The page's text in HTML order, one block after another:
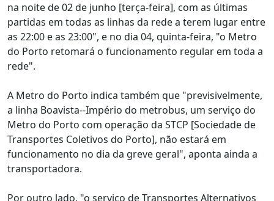
na noite de 02 de junho [terça-feira], com as últimas
partidas em todas as linhas da rede a terem lugar entre
as 22:00 e as 23:00", e no dia 04, quinta-feira, "o Metro
do Porto retomará o funcionamento regular em toda a
rede".
A Metro do Porto indica também que "previsivelmente,
a linha Boavista--Império do metrobus, um serviço do
Metro do Porto com operação da STCP [Sociedade de
Transportes Coletivos do Porto], não estará em
funcionamento no dia da greve geral", aponta ainda a
transportadora.
Por outro lado, "o serviço de Transportes Alternativos